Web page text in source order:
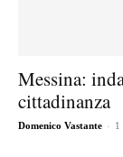
Messina:
cittadinanza
Domenico Vastante - 1